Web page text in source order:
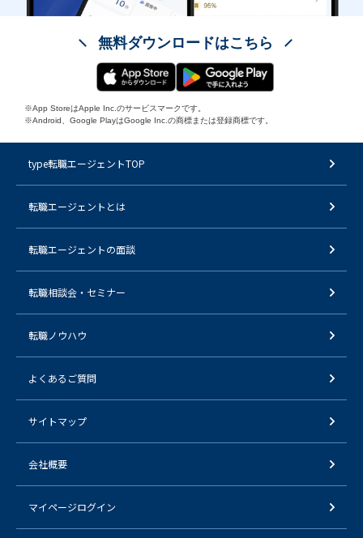
無料ダウンロードはこちら
※App StoreはApple Inc.のサービスマークです。
※Android、Google PlayはGoogle Inc.の商標または登録商標です。
type転職エージェントTOP
転職エージェントとは
転職エージェントの面談
転職相談会・セミナー
転職ノウハウ
よくあるご質問
サイトマップ
会社概要
マイページログイン